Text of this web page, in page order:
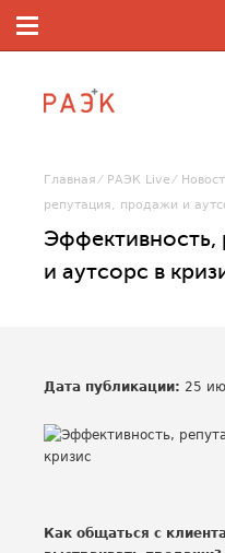
Главная РАЭК Live
репутация, продажи и
Эффективность,
и аутсорс в
Дата публикации: 25
Как общаться с